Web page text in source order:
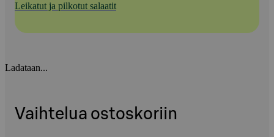
Leikatut ja pilkotut salaatit
Ladataan...
Vaihtelua ostoskoriin